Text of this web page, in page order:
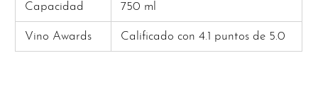
Capacidad 750 ml
Vino Awards Calificado con 4.1 puntos de 5.0